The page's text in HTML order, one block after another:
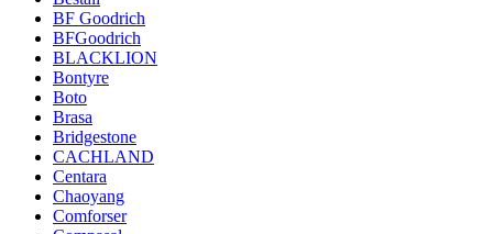
BF Goodrich
BFGoodrich
BLACKLION
Bontyre
Boto
Brasa
Bridgestone
CACHLAND
Centara
Chaoyang
Comforser